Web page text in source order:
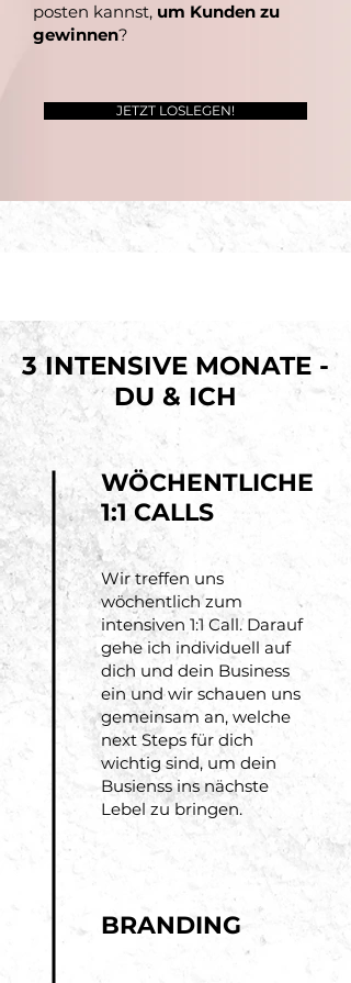
posten kannst, um Kunden zu
gewinnen?
JETZT LOSLEGEN!
3 INTENSIVE MONATE -
DU & ICH
WÖCHENTLICHE
1:1 CALLS
Wir treffen uns
wöchentlich zum
intensiven 1:1 Call. Darauf
gehe ich individuell auf
dich und dein Business
ein und wir schauen uns
gemeinsam an, welche
next Steps für dich
wichtig sind, um dein
Busienss ins nächste
Lebel zu bringen.
BRANDING